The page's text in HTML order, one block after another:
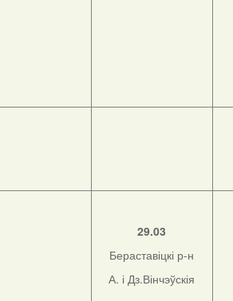
29.03
Бераставіцкі р-н
А. і Дз.Вінчэўскія